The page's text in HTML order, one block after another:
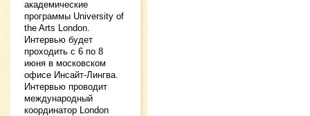
академические
программы University of
the Arts London.
Интервью будет
проходить с 6 по 8
июня в московском
офисе Инсайт-Лингва.
Интервью проводит
международный
координатор London